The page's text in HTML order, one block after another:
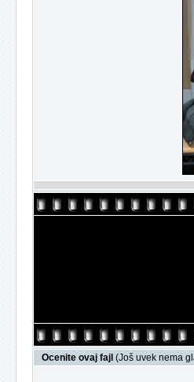
Ocenite ovaj fajl (Još uvek nema